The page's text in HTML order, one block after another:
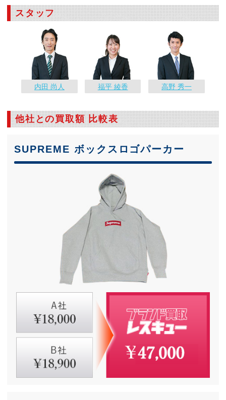
スタッフ
内田 尚人 福平 綾香 高野 秀一
他社との買取額 比較表
SUPREME ボックスロゴパーカー